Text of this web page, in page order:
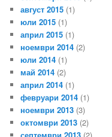
август 2015 (1)
юли 2015 (1)
април 2015 (1)
ноември 2014 (2)
юли 2014 (1)
май 2014 (2)
април 2014 (1)
февруари 2014 (1)
ноември 2013 (3)
октомври 2013 (2)